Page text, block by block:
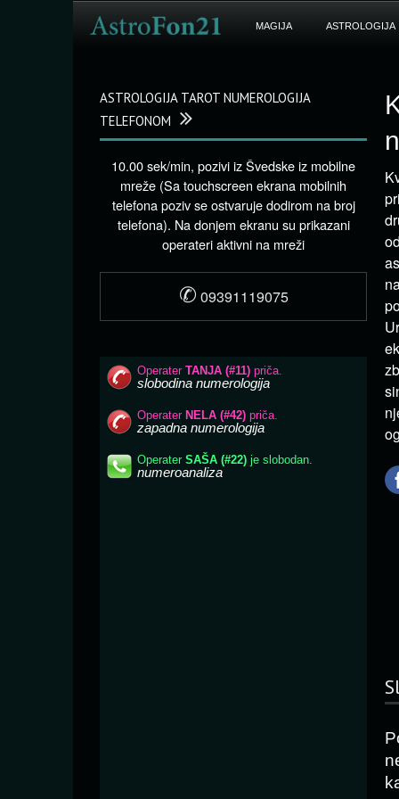
MAGIJA ASTROLOGIJA
ASTROLOGIJA TAROT NUMEROLOGIJA
TELEFONOM
10.00 sek/min, pozivi iz Švedske iz mobilne
mreže (Sa touchscreen ekrana mobilnih
telefona poziv se ostvaruje dodirom na broj
telefona). Na donjem ekranu su prikazani
operateri aktivni na mreži
✆ 09391119075